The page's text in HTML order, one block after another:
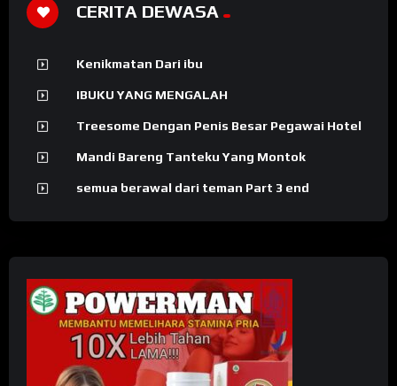
CERITA DEWASA
Kenikmatan Dari ibu
IBUKU YANG MENGALAH
Treesome Dengan Penis Besar Pegawai Hotel
Mandi Bareng Tanteku Yang Montok
semua berawal dari teman Part 3 end